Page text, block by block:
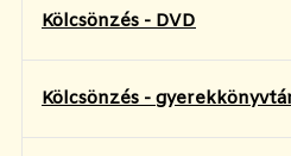
Kölcsönzés - DVD
Kölcsönzés -